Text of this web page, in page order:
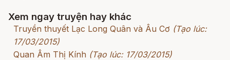
Xem ngay truyện hay khác
Truyền thuyết Lạc Long Quân và Âu Cơ (Tạo lúc:
17/03/2015)
Quan Âm Thị Kính (Tạo lúc: 17/03/2015)